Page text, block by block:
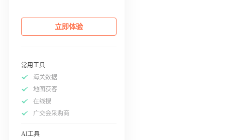
立即体验
常用工具
海关数据
地图获客
在线搜
广交会采购商
AI工具